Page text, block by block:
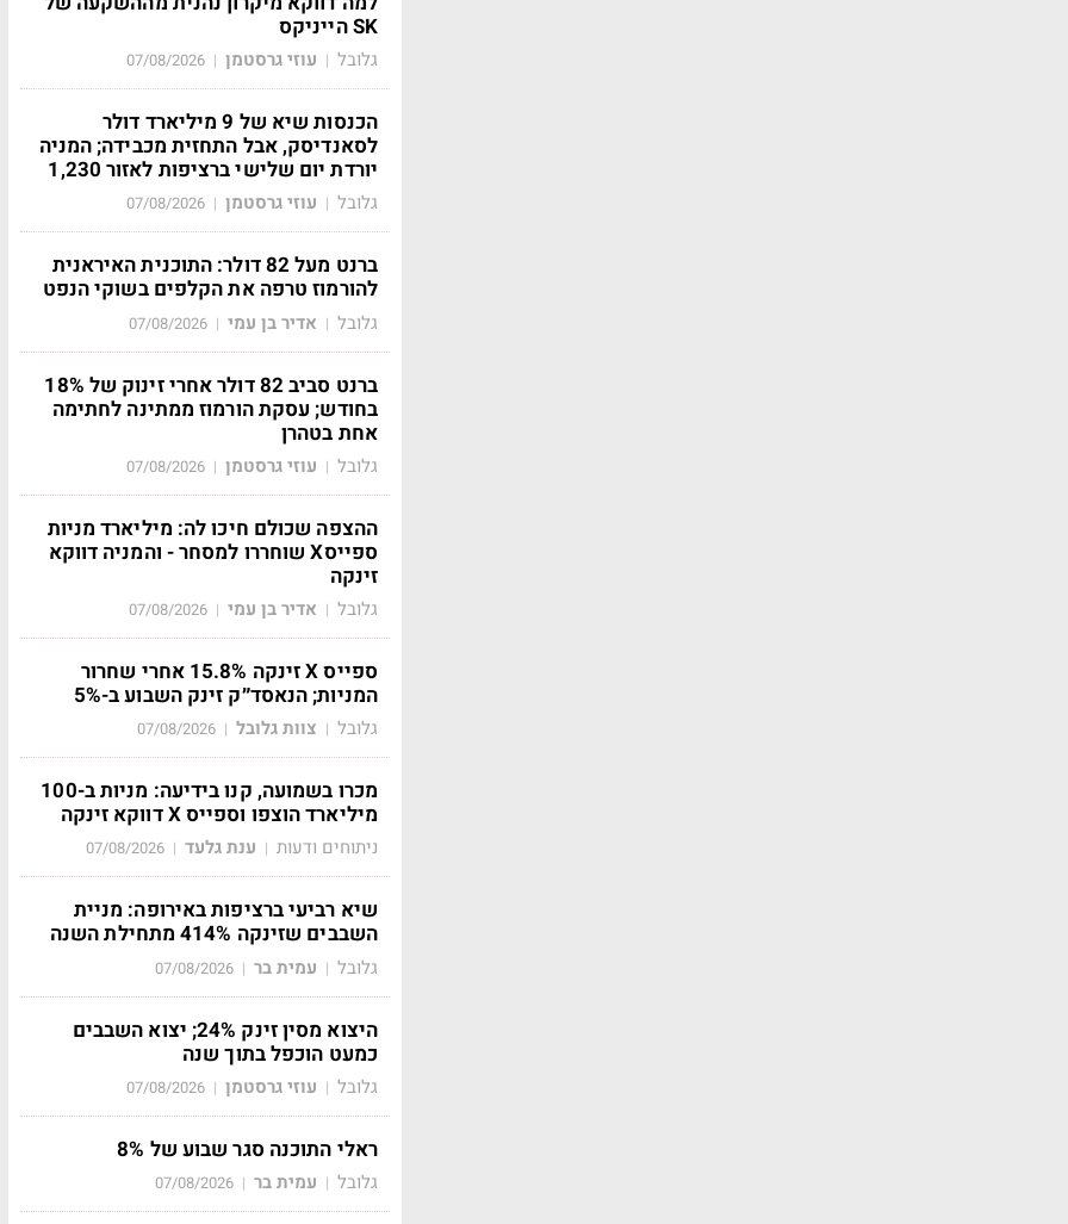
SK הייניקס
גלובל | עוזי גרסטמן |
07/08/2026
הכנסות שיא של 9 מיליארד דולר
לסאנדיסק, אבל התחזית מכבידה; המניה
יורדת יום שלישי ברציפות לאזור 1,230
גלובל | עוזי גרסטמן |
07/08/2026
ברנט מעל 82 דולר: התוכנית האיראנית
להורמוז טרפה את הקלפים בשוקי הנפט
גלובל | אדיר בן עמי |
07/08/2026
ברנט סביב 82 דולר אחרי זינוק של 18%
בחודש; עסקת הורמוז ממתינה לחתימה
אחת בטהרן
גלובל | עוזי גרסטמן |
07/08/2026
ההצפה שכולם חיכו לה: מיליארד מניות
ספייסX שוחררו למסחר - והמניה דווקא
זינקה
גלובל | אדיר בן עמי |
07/08/2026
ספייס X זינקה 15.8% אחרי שחרור
המניות; הנאסד״ק זינק השבוע ב-5%
גלובל | צוות גלובל |
07/08/2026
מכרו בשמועה, קנו בידיעה: מניות ב-100
מיליארד הוצפו וספייס X דווקא זינקה
ניתוחים ודעות | ענת גלעד |
07/08/2026
שיא רביעי ברציפות באירופה: מניית
השבבים שזינקה 414% מתחילת השנה
גלובל | עמית בר |
07/08/2026
היצוא מסין זינק 24%; יצוא השבבים
כמעט הוכפל בתוך שנה
גלובל | עוזי גרסטמן |
07/08/2026
ראלי התוכנה סגר שבוע של 8%
גלובל | עמית בר |
07/08/2026